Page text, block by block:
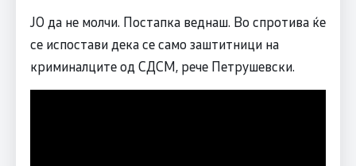
ЈО да не молчи. Постапка веднаш. Во спротива ќе
се испостави дека се само заштитници на
криминалците од СДСМ, рече Петрушевски.